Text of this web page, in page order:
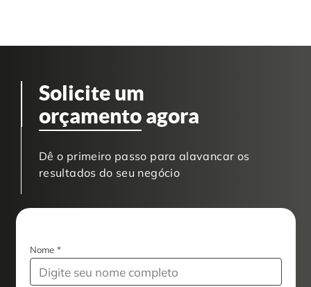
Solicite um
orçamento agora
Dê o primeiro passo para alavancar os
resultados do seu negócio
Nome *